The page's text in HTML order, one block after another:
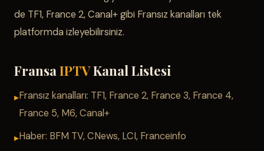
de TF1, France 2, Canal+ gibi Fransız kanalları tek
platformda izleyebilirsiniz.
FransaIPTVKanal Listesi
Fransız kanalları: TF1, France 2, France 3, France 4,
France 5, M6, Canal+
Haber: BFM TV, CNews, LCI, Franceinfo